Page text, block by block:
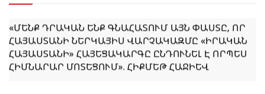
ՀԱՅԱՍՏԱՆԻ ՆԵՐԿԱՅԻՍ ՎԱՐՉԱԿԱԶՄԸ «ԻՐԱԿԱՆ
ՀԱՅԱՍՏԱՆԻ» ՀԱՅԵՑԱԿԱՐԳԸ ԸՆԴՈՒՆԵԼ Է ՈՐՊԵՍ
ՀԻՄՆԱՐԱՐ ՄՈՏԵՑՈՒՄ». ՀԻՔՄԵԹ ՀԱՋԻԵՎ